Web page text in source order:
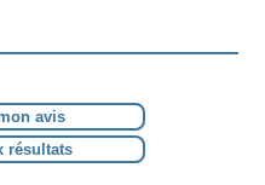
avis
résultats